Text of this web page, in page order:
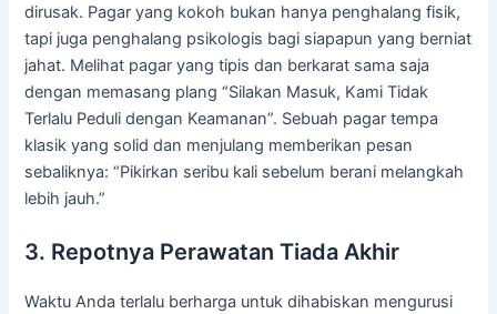
dirusak. Pagar yang kokoh bukan hanya penghalang fisik,
tapi juga penghalang psikologis bagi siapapun yang berniat
jahat. Melihat pagar yang tipis dan berkarat sama saja
dengan memasang plang “Silakan Masuk, Kami Tidak
Terlalu Peduli dengan Keamanan”. Sebuah pagar tempa
klasik yang solid dan menjulang memberikan pesan
sebaliknya: “Pikirkan seribu kali sebelum berani melangkah
lebih jauh.”
3. Repotnya Perawatan Tiada Akhir
Waktu Anda terlalu berharga untuk dihabiskan mengurusi